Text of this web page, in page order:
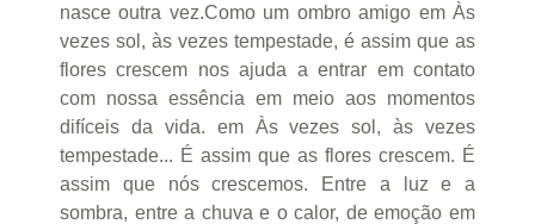
nasce outra vez.Como um ombro amigo em Às
vezes sol, às vezes tempestade, é assim que as
flores crescem nos ajuda a entrar em contato
com nossa essência em meio aos momentos
difíceis da vida. em Às vezes sol, às vezes
tempestade... É assim que as flores crescem. É
assim que nós crescemos. Entre a luz e a
sombra, entre a chuva e o calor, de emoção em